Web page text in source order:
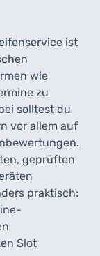
ist
wie
zu
solltest du
vor allem auf
geprüften
praktisch:
Slot